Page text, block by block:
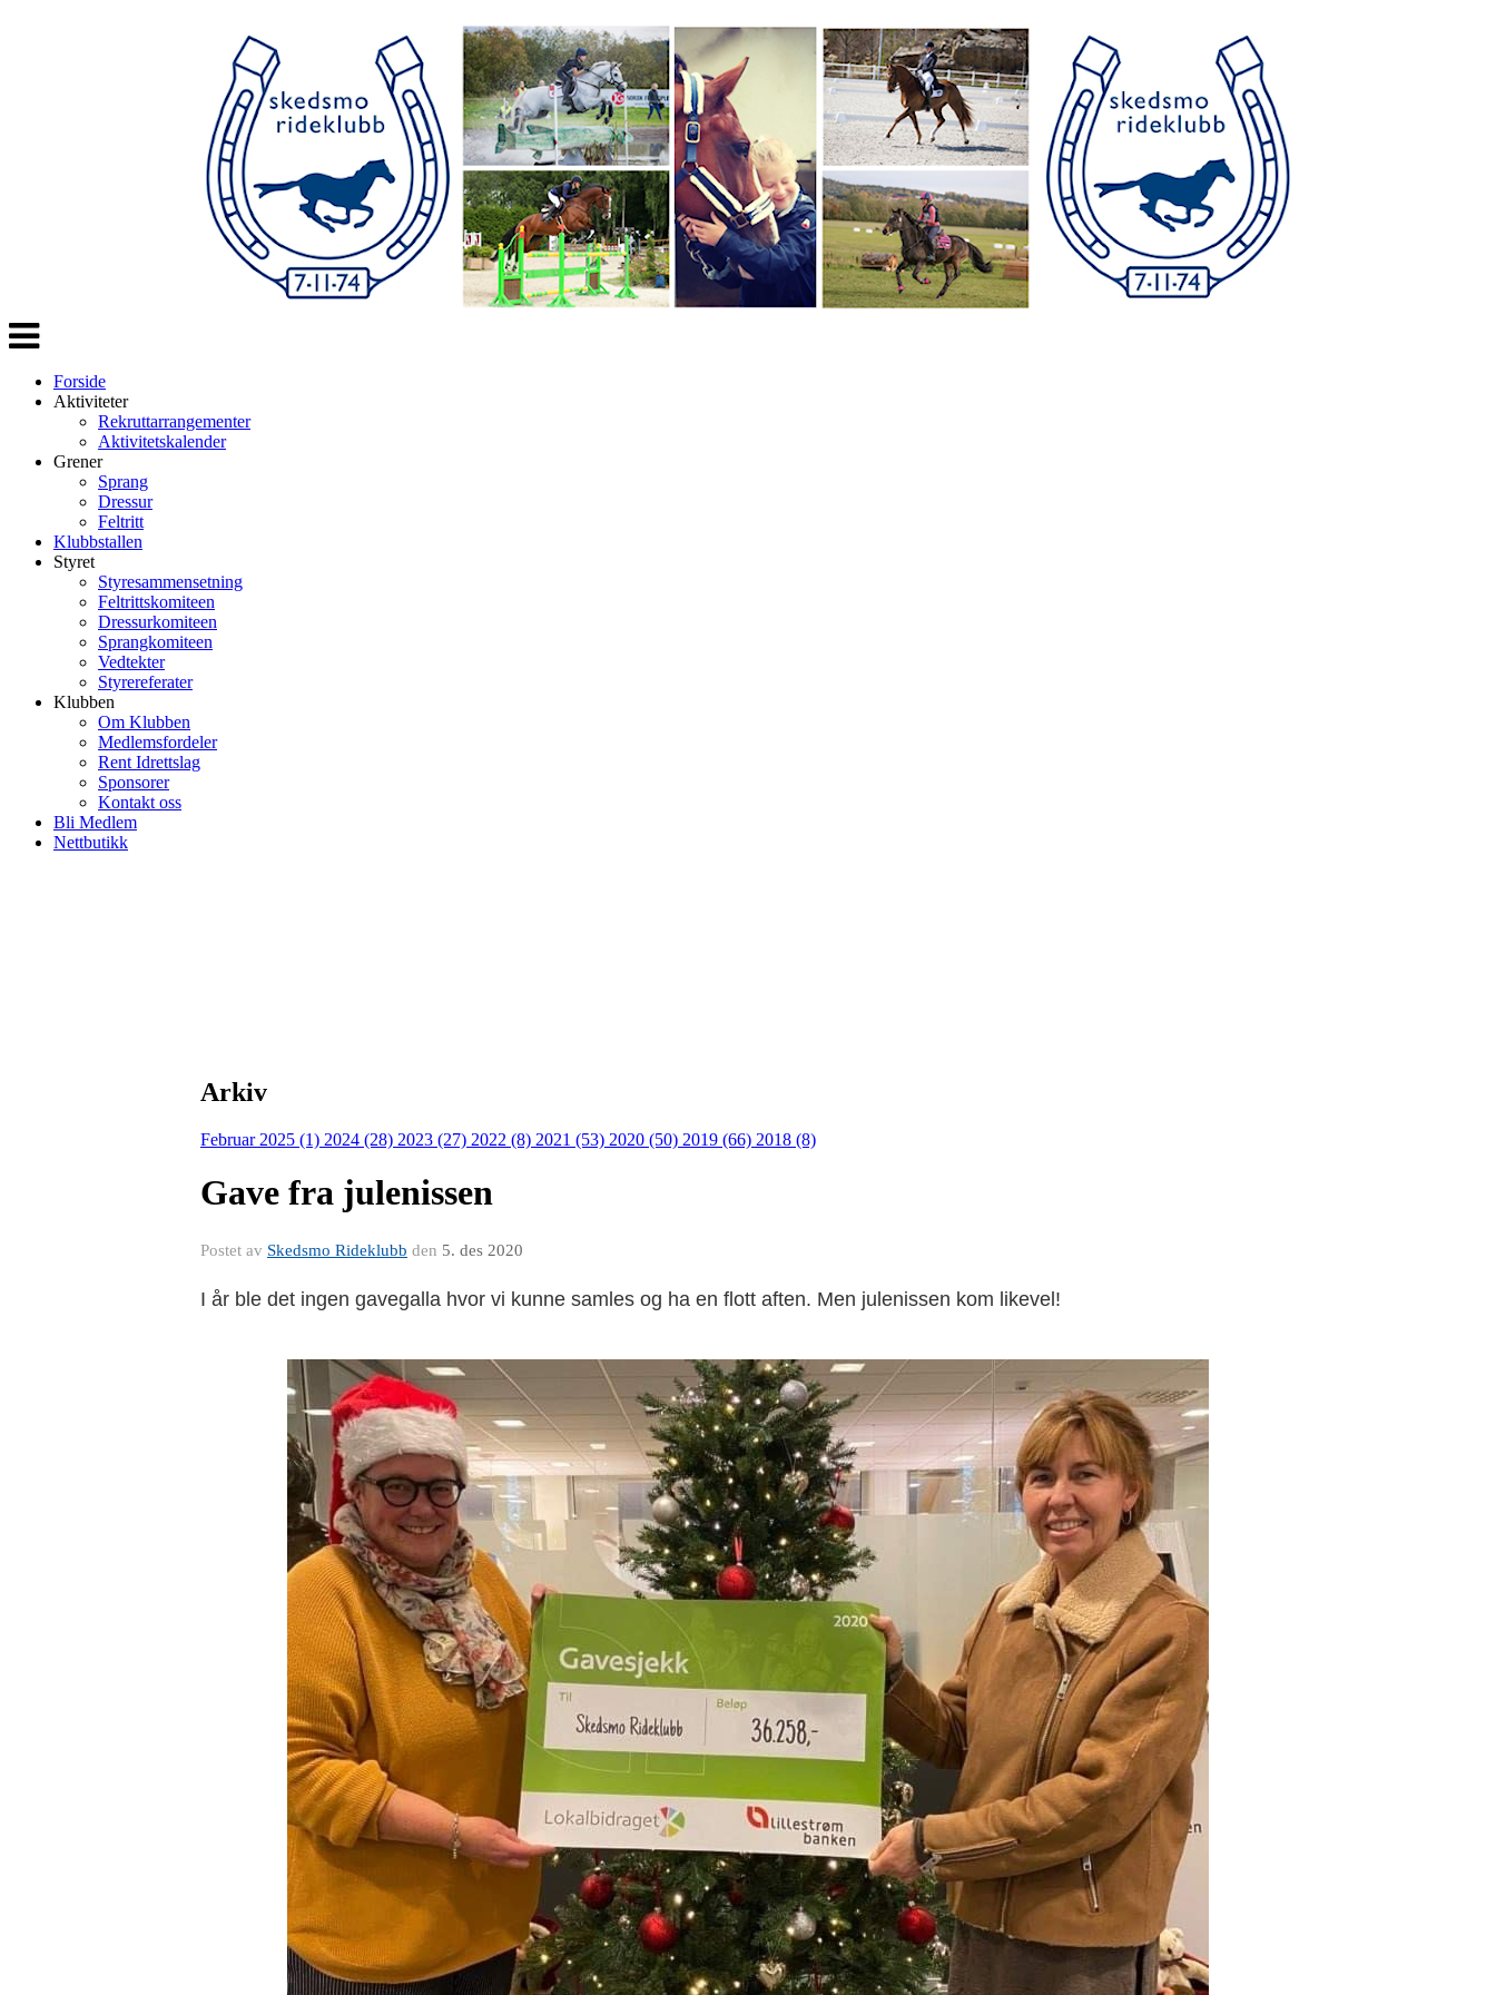
Veksle
navigasjon
Forside
Aktiviteter
Rekruttarrangementer
Aktivitetskalender
Grener
Sprang
Dressur
Feltritt
Klubbstallen
Styret
Styresammensetning
Feltrittskomiteen
Dressurkomiteen
Sprangkomiteen
Vedtekter
Styrereferater
Klubben
Om Klubben
Medlemsfordeler
Rent Idrettslag
Sponsorer
Kontakt oss
Bli Medlem
Nettbutikk
Arkiv
Februar 2025 (1) 2024 (28) 2023 (27) 2022 (8) 2021 (53) 2020 (50) 2019 (66) 2018 (8)
Gave fra julenissen
Postet av Skedsmo Rideklubb den 5. des 2020
I år ble det ingen gavegalla hvor vi kunne samles og ha en flott aften. Men julenissen kom likevel!